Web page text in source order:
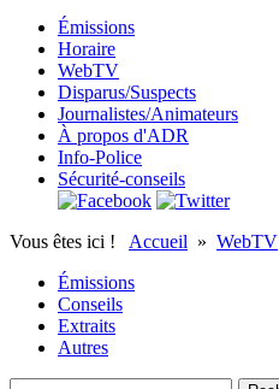
Émissions
Horaire
WebTV
Disparus/Suspects
Journalistes/Animateurs
À propos d'ADR
Info-Police
Sécurité-conseils
Vous êtes ici ! Accueil » WebTV
Émissions
Conseils
Extraits
Autres